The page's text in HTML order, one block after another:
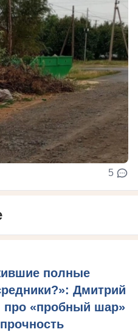
5
полные
Дмитрий
про «пробный шар»